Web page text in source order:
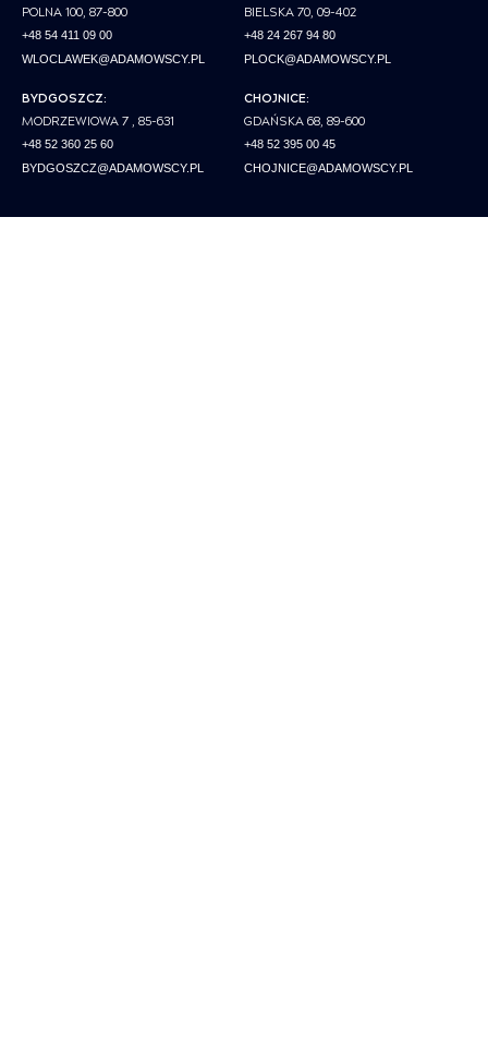
POLNA 100, 87-800
+48 54 411 09 00
WLOCLAWEK@ADAMOWSCY.PL
BIELSKA 70, 09-402
+48 24 267 94 80
PLOCK@ADAMOWSCY.PL
BYDGOSZCZ:
MODRZEWIOWA 7 , 85-631
+48 52 360 25 60
BYDGOSZCZ@ADAMOWSCY.PL
CHOJNICE:
GDAŃSKA 68, 89-600
+48 52 395 00 45
CHOJNICE@ADAMOWSCY.PL